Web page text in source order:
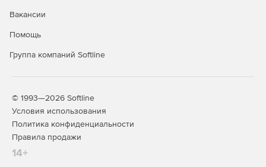
Вакансии
Помощь
Группа компаний Softline
© 1993—2026 Softline
Условия использования
Политика конфиденциальности
Правила продажи
14+